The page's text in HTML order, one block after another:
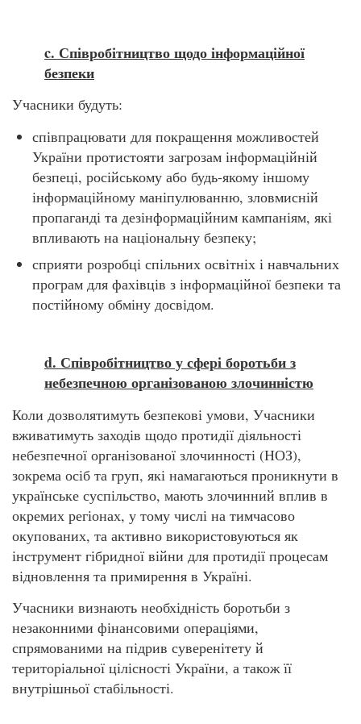
c. Співробітництво щодо інформаційної
безпеки
Учасники будуть:
співпрацювати для покращення можливостей
України протистояти загрозам інформаційній
безпеці, російському або будь-якому іншому
інформаційному маніпулюванню, зловмисній
пропаганді та дезінформаційним кампаніям, які
впливають на національну безпеку;
сприяти розробці спільних освітніх і навчальних
програм для фахівців з інформаційної безпеки та
постійному обміну досвідом.
d. Співробітництво у сфері боротьби з
небезпечною організованою злочинністю
Коли дозволятимуть безпекові умови, Учасники
вживатимуть заходів щодо протидії діяльності
небезпечної організованої злочинності (НОЗ),
зокрема осіб та груп, які намагаються проникнути в
українське суспільство, мають злочинний вплив в
окремих регіонах, у тому числі на тимчасово
окупованих, та активно використовуються як
інструмент гібридної війни для протидії процесам
відновлення та примирення в Україні.
Учасники визнають необхідність боротьби з
незаконними фінансовими операціями,
спрямованими на підрив суверенітету й
територіальної цілісності України, а також її
внутрішньої стабільності.